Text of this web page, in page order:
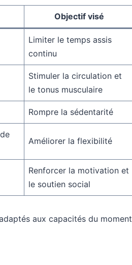
Objectif visé
Limiter le temps assis
continu
Stimuler la circulation et
le tonus musculaire
Rompre la sédentarité
Améliorer la flexibilité
Renforcer la motivation et
le soutien social
aux capacités du moment